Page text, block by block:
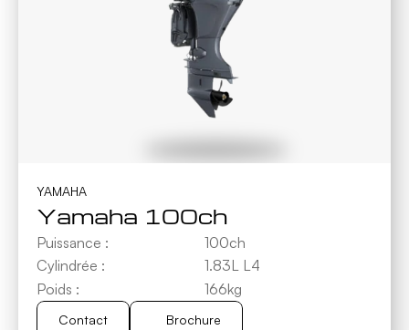
YAMAHA
Yamaha 100ch
Puissance :
100ch
Cylindrée :
1.83L L4
Poids :
166kg
Contact
Brochure